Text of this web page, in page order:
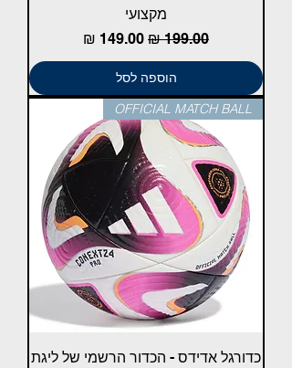
מקצועי
מחיר רגיל מחיר מבצע
הוספה לסל
OFFICIAL MATCH BALL
כדורגל אדידס - הכדור הרשמי של ליגת